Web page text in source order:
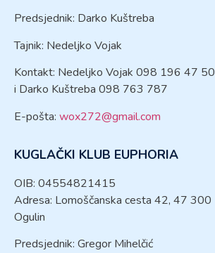
Predsjednik: Darko Kuštreba
Tajnik: Nedeljko Vojak
Kontakt: Nedeljko Vojak 098 196 47 50
i Darko Kuštreba 098 763 787
E-pošta: wox272@gmail.com
KUGLAČKI KLUB EUPHORIA
OIB: 04554821415
Adresa: Lomoščanska cesta 42, 47 300
Ogulin
Predsjednik: Gregor Mihelčić